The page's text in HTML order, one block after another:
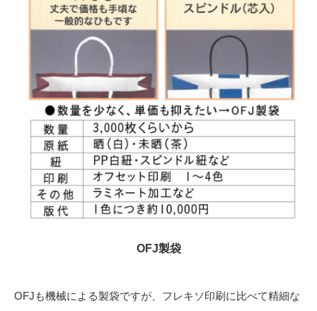
OFJ製袋
OFJも機械による製袋ですが、フレキソ印刷に比べて精細な